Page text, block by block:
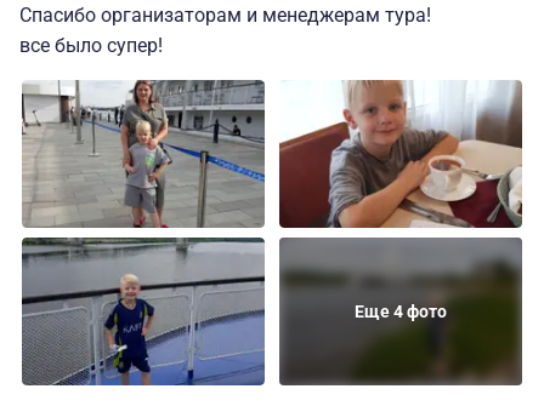
Спасибо организаторам и менеджерам тура!
все было супер!
Еще 4 фото